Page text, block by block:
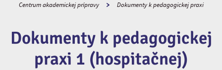
Centrum akademickej prípravy
Dokumenty k pedagogickej praxi
Dokumenty k pedagogickej
praxi 1 (hospitačnej)